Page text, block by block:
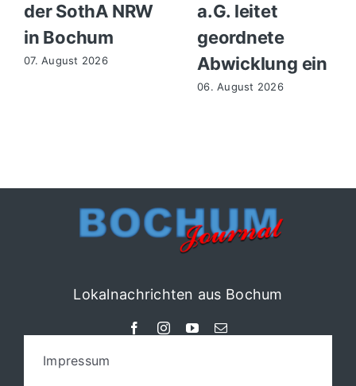
der SothA NRW
in Bochum
07. August 2026
a.G. leitet
geordnete
Abwicklung ein
06. August 2026
Lokalnachrichten aus Bochum
Impressum